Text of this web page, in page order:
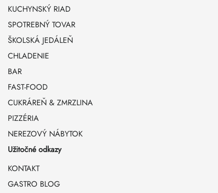
KUCHYNSKÝ RIAD
SPOTREBNÝ TOVAR
ŠKOLSKÁ JEDÁLEŇ
CHLADENIE
BAR
FAST-FOOD
CUKRÁREŇ & ZMRZLINA
PIZZÉRIA
NEREZOVÝ NÁBYTOK
Užitočné odkazy
KONTAKT
GASTRO BLOG